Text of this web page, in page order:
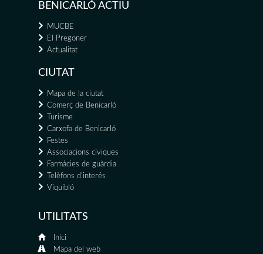
BENICARLÓ ACTIU
MUCBE
El Pregoner
Actualitat
CIUTAT
Mapa de la ciutat
Comerç de Benicarló
Turisme
Carxofa de Benicarló
Festes
Associacions cíviques
Farmàcies de guàrdia
Telèfons d'interés
Viquibló
UTILITATS
Inici
Mapa del web